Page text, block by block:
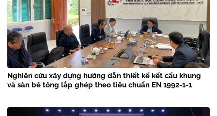
Nghiên cứu xây dựng hướng dẫn thiết kế kết cấu khung
và sàn bê tông lắp ghép theo tiêu chuẩn EN 1992-1-1